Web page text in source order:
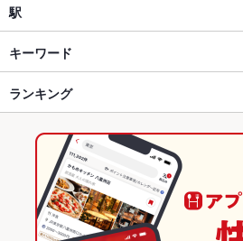
イタリアン
大名・今泉・警固 × イタリアン・フレンチ
大名・今泉・警固 × イタリアン
赤坂駅 × イタリアン・フレンチ
赤坂駅 × イタリアン
居酒屋
大名
大名 × イタリアン・フレンチ
大名 × イタリアン
大名 × 居酒屋
大名 × 海鮮
駅
赤坂駅
天神南駅
西鉄福岡駅
キーワード
塩辛 ウニ料理
ジェノベーゼ ボロネーゼ
チャーハン ケーキ デザート
ジェラート 揚げピザ
ランキング
福岡のグルメランキング
福岡のイタリアン・フレンチランキング
福岡のイタリアンランキング